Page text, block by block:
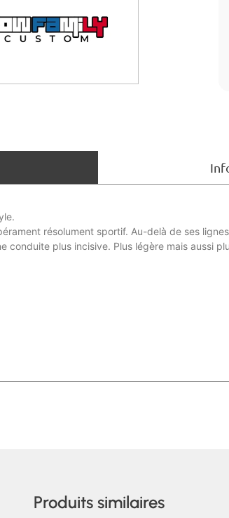
résolument sportif. Au-delà de ses
conduite plus incisive. Plus légère mais aussi
Produits similaires